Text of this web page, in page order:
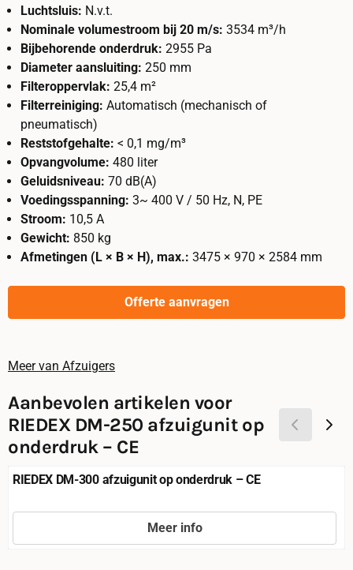
Luchtsluis: N.v.t.
Nominale volumestroom bij 20 m/s: 3534 m³/h
Bijbehorende onderdruk: 2955 Pa
Diameter aansluiting: 250 mm
Filteroppervlak: 25,4 m²
Filterreiniging: Automatisch (mechanisch of
pneumatisch)
Reststofgehalte: < 0,1 mg/m³
Opvangvolume: 480 liter
Geluidsniveau: 70 dB(A)
Voedingsspanning: 3~ 400 V / 50 Hz, N, PE
Stroom: 10,5 A
Gewicht: 850 kg
Afmetingen (L × B × H), max.: 3475 × 970 × 2584 mm
Offerte aanvragen
Meer van Afzuigers
Aanbevolen artikelen voor
RIEDEX DM-250 afzuigunit op
onderdruk – CE
RIEDEX DM-300 afzuigunit op onderdruk – CE
Meer info